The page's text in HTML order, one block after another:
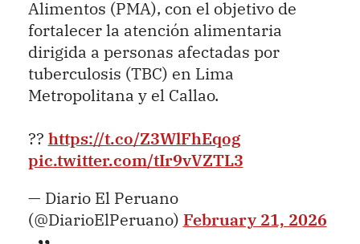
Alimentos (PMA), con el objetivo de
fortalecer la atención alimentaria
dirigida a personas afectadas por
tuberculosis (TBC) en Lima
Metropolitana y el Callao.
?? https://t.co/Z3WlFhEqog
pic.twitter.com/tIr9vVZTL3
— Diario El Peruano
(@DiarioElPeruano) February 21, 2026